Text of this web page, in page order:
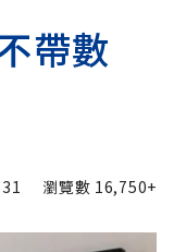
帶數
瀏覽數 16,750+